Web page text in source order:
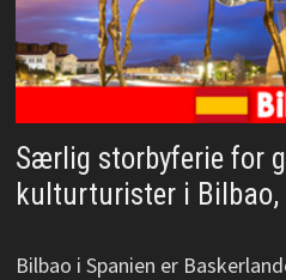
Særlig storbyferie for
kulturturister i Bilbao,
Bilbao i Spanien er